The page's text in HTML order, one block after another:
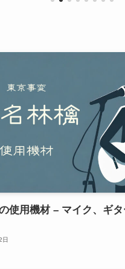
使用機材 – マイク、ギ
日